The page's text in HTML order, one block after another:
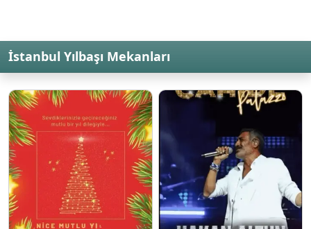
İstanbul Yılbaşı Mekanları